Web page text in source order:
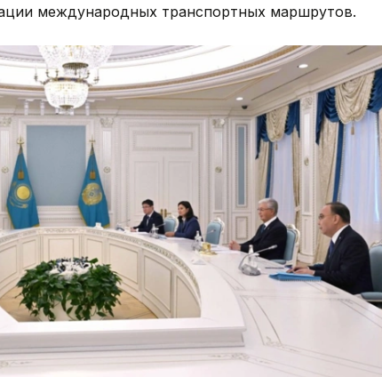
международных транспортных маршрутов.